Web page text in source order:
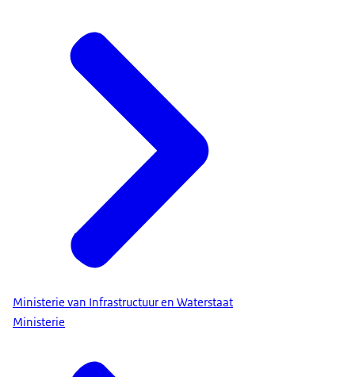
Ministerie van Infrastructuur en Waterstaat
Ministerie